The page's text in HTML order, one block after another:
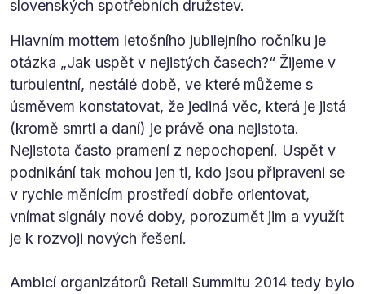
slovenských spotřebních družstev.
Hlavním mottem letošního jubilejního ročníku je
otázka „Jak uspět v nejistých časech?“ Žijeme v
turbulentní, nestálé době, ve které můžeme s
úsměvem konstatovat, že jediná věc, která je jistá
(kromě smrti a daní) je právě ona nejistota.
Nejistota často pramení z nepochopení. Uspět v
podnikání tak mohou jen ti, kdo jsou připraveni se
v rychle měnícím prostředí dobře orientovat,
vnímat signály nové doby, porozumět jim a využít
je k rozvoji nových řešení.
Ambicí organizátorů Retail Summitu 2014 tedy bylo